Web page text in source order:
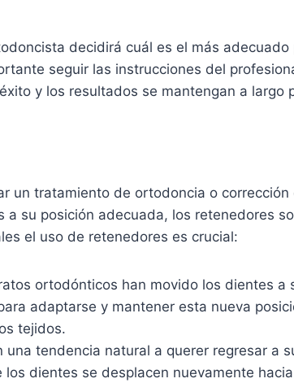
decidirá cuál es el más
seguir las instrucciones del
y los resultados se mantengan a largo
un tratamiento de ortodoncia o
su posición adecuada, los retenedores
el uso de retenedores es crucial:
ortodónticos han movido los dientes a
adaptarse y mantener esta nueva
tejidos.
tendencia natural a querer regresar a
dientes se desplacen nuevamente